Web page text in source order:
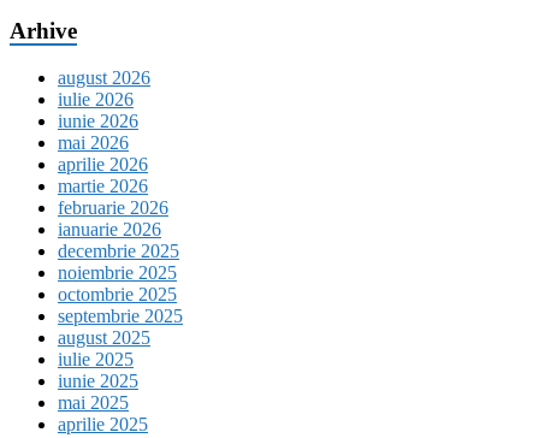
Arhive
august 2026
iulie 2026
iunie 2026
mai 2026
aprilie 2026
martie 2026
februarie 2026
ianuarie 2026
decembrie 2025
noiembrie 2025
octombrie 2025
septembrie 2025
august 2025
iulie 2025
iunie 2025
mai 2025
aprilie 2025